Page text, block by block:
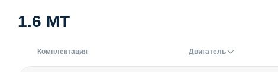
1.6 MT
Комплектация Двигатель